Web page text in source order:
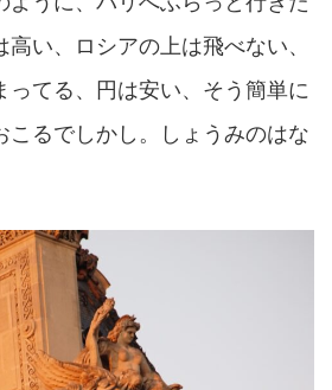
い、ロシアの上は飛べない、
ってる、円は安い、そう簡単に
こるでしかし。しょうみのはな